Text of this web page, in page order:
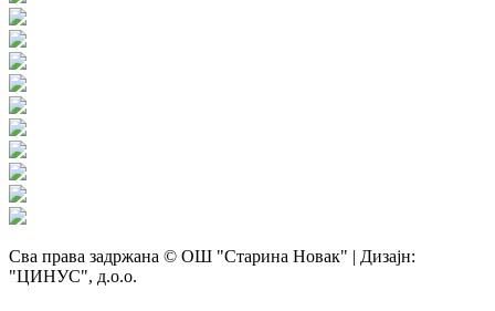
Сва права задржана © ОШ "Старина Новак" | Дизајн:
"ЦИНУС", д.о.о.